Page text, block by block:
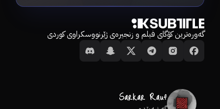
گەورەترین کۆگای فیلم و زنجیرەی ژێرنووسکراوی کوردی